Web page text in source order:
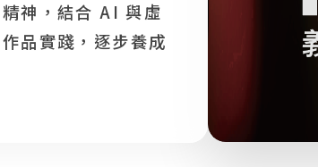
神，結合 AI 與虛
品實踐，逐步養成